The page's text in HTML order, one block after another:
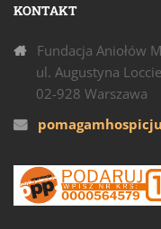
KONTAKT
Fundacja Aniołów
ul. Augustyna
02-928 Warszawa